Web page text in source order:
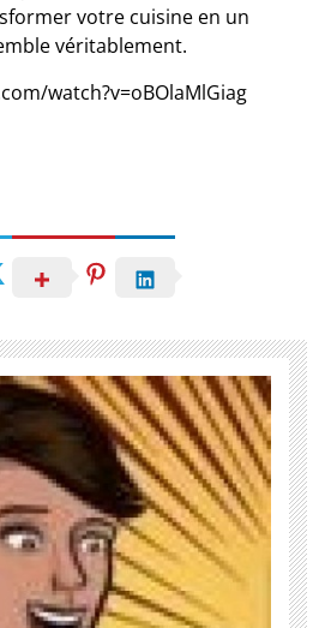
votre cuisine en un
véritablement.
watch?v=oBOlaMlGiag